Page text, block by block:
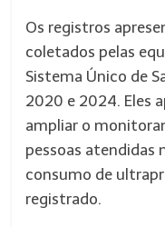
Os registros
coletados pelas
Sistema Único de
2020 e 2024. Eles
ampliar o
pessoas atendidas
consumo de
registrado.